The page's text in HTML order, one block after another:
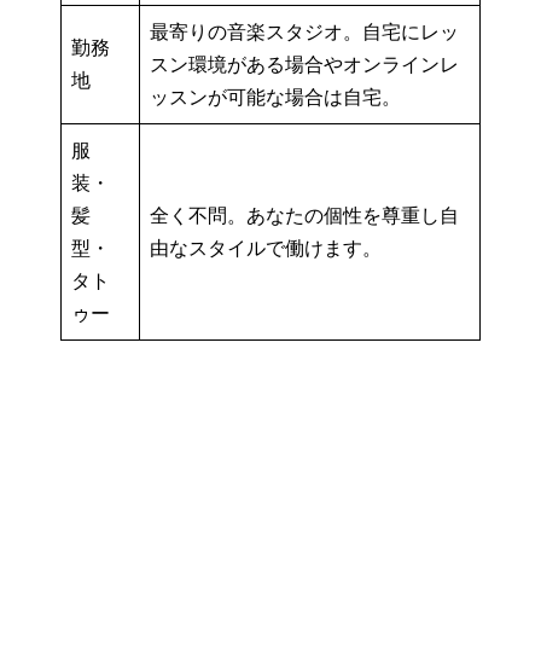
勤務
地
最寄りの音楽スタジオ。自宅にレッ
スン環境がある場合やオンラインレ
ッスンが可能な場合は自宅。
服
装・
髪
型・
タト
ゥー
全く不問。あなたの個性を尊重し自
由なスタイルで働けます。